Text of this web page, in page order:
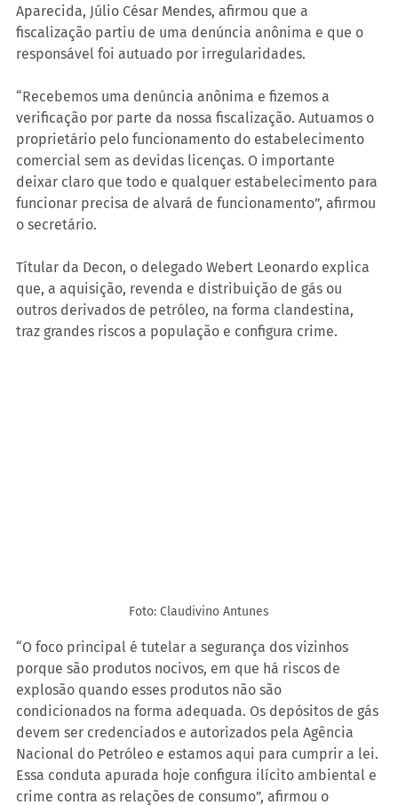
Aparecida, Júlio César Mendes, afirmou que a
fiscalização partiu de uma denúncia anônima e que o
responsável foi autuado por irregularidades.
“Recebemos uma denúncia anônima e fizemos a
verificação por parte da nossa fiscalização. Autuamos o
proprietário pelo funcionamento do estabelecimento
comercial sem as devidas licenças. O importante
deixar claro que todo e qualquer estabelecimento para
funcionar precisa de alvará de funcionamento”, afirmou
o secretário.
Títular da Decon, o delegado Webert Leonardo explica
que, a aquisição, revenda e distribuição de gás ou
outros derivados de petróleo, na forma clandestina,
traz grandes riscos a população e configura crime.
Foto: Claudivino Antunes
“O foco principal é tutelar a segurança dos vizinhos
porque são produtos nocivos, em que há riscos de
explosão quando esses produtos não são
condicionados na forma adequada. Os depósitos de gás
devem ser credenciados e autorizados pela Agência
Nacional do Petróleo e estamos aqui para cumprir a lei.
Essa conduta apurada hoje configura ilícito ambiental e
crime contra as relações de consumo”, afirmou o